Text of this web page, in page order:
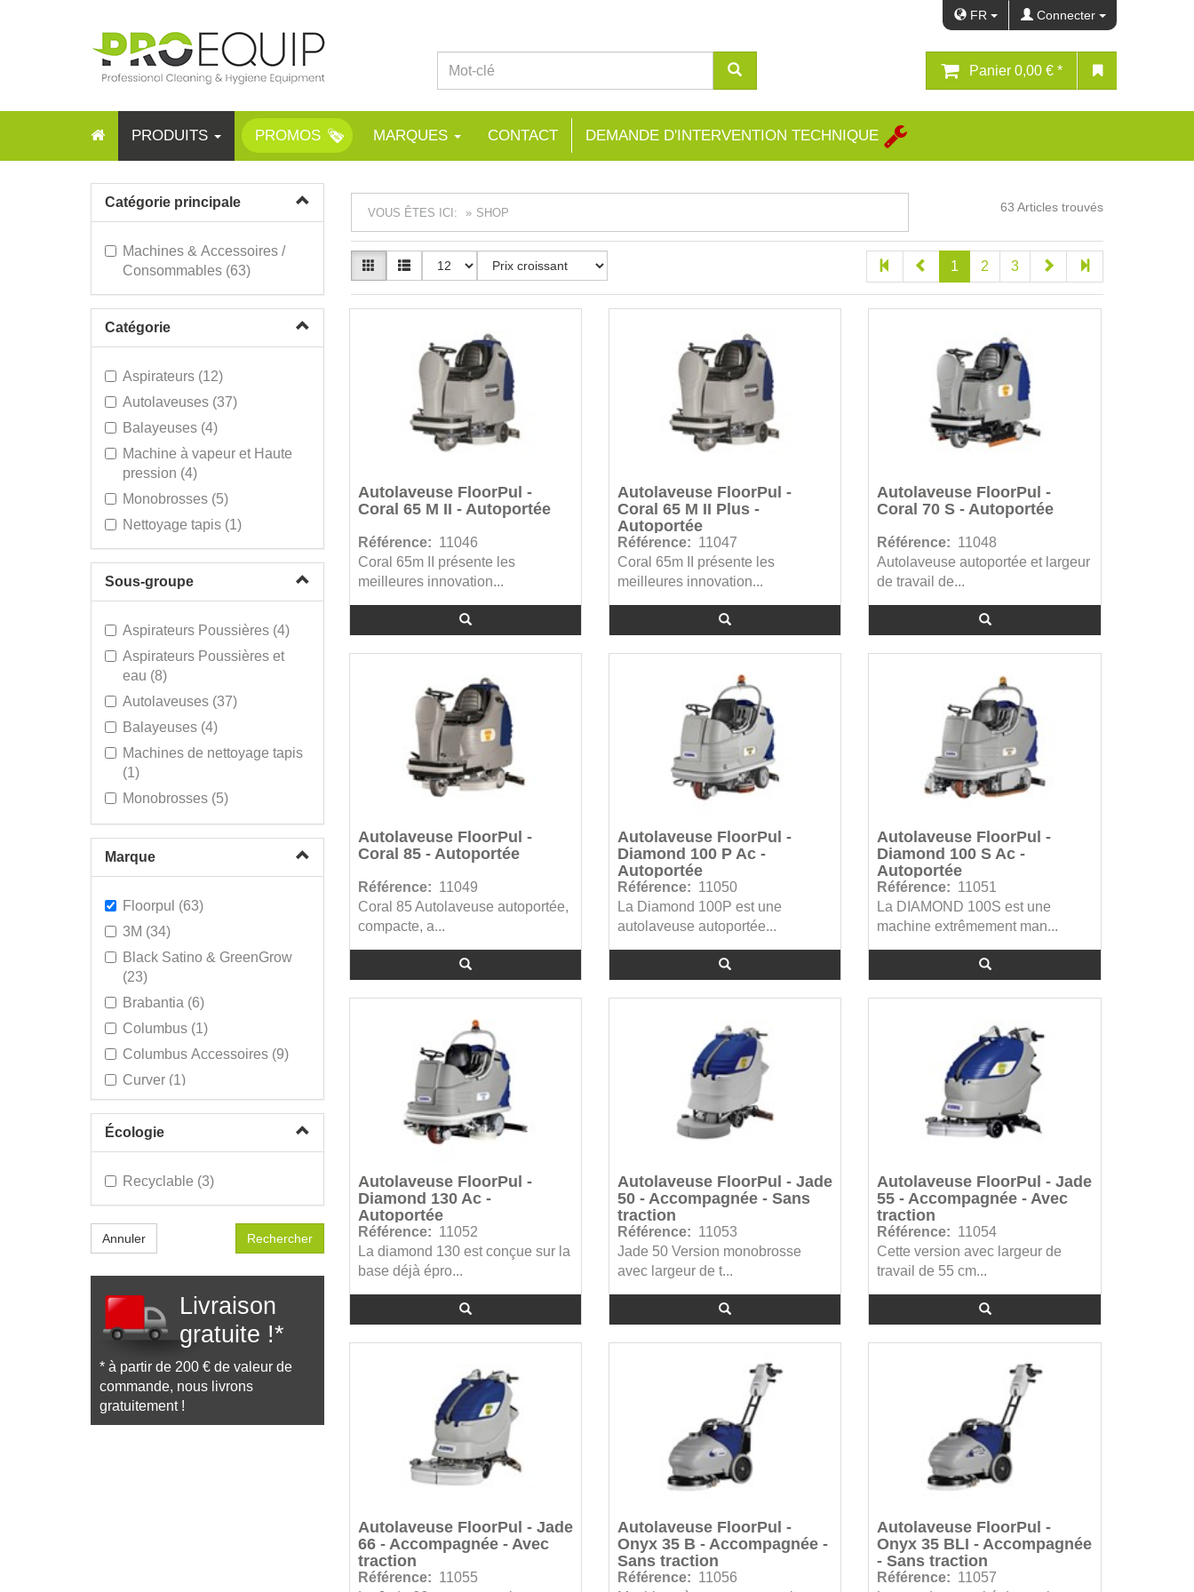
FR Connecter
Panier 0,00 € *
PRODUITS PROMOS MARQUES CONTACT DEMANDE D'INTERVENTION TECHNIQUE
Catégorie principale
Machines & Accessoires /
Consommables (63)
Catégorie
Aspirateurs (12)
Autolaveuses (37)
Balayeuses (4)
Machine à vapeur et Haute
pression (4)
Monobrosses (5)
Nettoyage tapis (1)
Sous-groupe
Aspirateurs Poussières (4)
Aspirateurs Poussières et
eau (8)
Autolaveuses (37)
Balayeuses (4)
Machines de nettoyage tapis
(1)
Monobrosses (5)
Professional Eau chaude (2)
Marque
Floorpul (63)
3M (34)
Black Satino & GreenGrow
(23)
Brabantia (6)
Columbus (1)
Columbus Accessoires (9)
Curver (1)
Duplex (13)
Duplex Accesoires (20)
Excentr (7)
Excentr Accessoires &
consommables (57)
Floorpul Accessoires (83)
Fooom (11)
GreenSpeed (5)
Helping Hand (3)
Makita Accessoires (3)
Moerman (8)
Écologie
Recyclable (3)
Annuler
Livraison
gratuite !*
* à partir de 200 € de valeur de
commande, nous livrons
gratuitement !
VOUS ÊTES ICI: SHOP 63 Articles trouvés
1 2 3
Autolaveuse FloorPul -
Coral 65 M II - Autoportée
Référence: 11046
Coral 65m II présente les
meilleures innovation...
Autolaveuse FloorPul -
Coral 65 M II Plus -
Autoportée
Référence: 11047
Coral 65m II présente les
meilleures innovation...
Autolaveuse FloorPul -
Coral 70 S - Autoportée
Référence: 11048
Autolaveuse autoportée et largeur
de travail de...
Autolaveuse FloorPul -
Coral 85 - Autoportée
Référence: 11049
Coral 85 Autolaveuse autoportée,
compacte, a...
Autolaveuse FloorPul -
Diamond 100 P Ac -
Autoportée
Référence: 11050
La Diamond 100P est une
autolaveuse autoportée...
Autolaveuse FloorPul -
Diamond 100 S Ac -
Autoportée
Référence: 11051
La DIAMOND 100S est une
machine extrêmement man...
Autolaveuse FloorPul -
Diamond 130 Ac -
Autoportée
Référence: 11052
La diamond 130 est conçue sur la
base déjà épro...
Autolaveuse FloorPul - Jade
50 - Accompagnée - Sans
traction
Référence: 11053
Jade 50 Version monobrosse
avec largeur de t...
Autolaveuse FloorPul - Jade
55 - Accompagnée - Avec
traction
Référence: 11054
Cette version avec largeur de
travail de 55 cm...
Autolaveuse FloorPul - Jade
66 - Accompagnée - Avec
traction
Référence: 11055
Autolaveuse FloorPul -
Onyx 35 B - Accompagnée -
Sans traction
Référence: 11056
Autolaveuse FloorPul -
Onyx 35 BLI - Accompagnée
- Sans traction
Référence: 11057